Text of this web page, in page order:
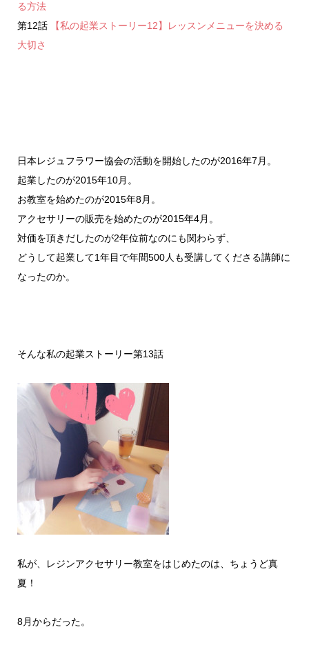
る方法
第12話
【私の起業ストーリー12】レッスンメニューを決める
大切さ
日本レジュフラワー協会の活動を開始したのが2016年7月。
起業したのが2015年10月。
お教室を始めたのが2015年8月。
アクセサリーの販売を始めたのが2015年4月。
対価を頂きだしたのが2年位前なのにも関わらず、
どうして起業して1年目で年間500人も受講してくださる講師に
なったのか。
そんな私の起業ストーリー第13話
私が、レジンアクセサリー教室をはじめたのは、ちょうど真
夏！
8月からだった。